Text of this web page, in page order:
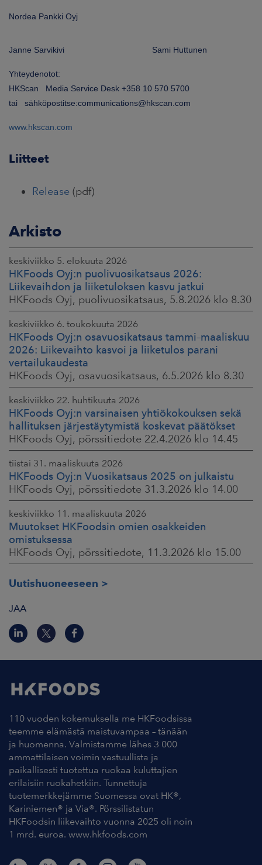
Nordea Pankki Oyj
Janne Sarvikivi Sami Huttunen
Yhteydenotot:
HKScan Media Service Desk +358 10 570 5700
tai sähköpostitse:communications@hkscan.com
www.hkscan.com
Liitteet
Release (pdf)
Arkisto
keskiviikko 5. elokuuta 2026
HKFoods Oyj:n puolivuosikatsaus 2026:
Liikevaihdon ja liiketuloksen kasvu jatkui
HKFoods Oyj, puolivuosikatsaus, 5.8.2026 klo 8.30
keskiviikko 6. toukokuuta 2026
HKFoods Oyj:n osavuosikatsaus tammi–maaliskuu
2026: Liikevaihto kasvoi ja liiketulos parani
vertailukaudesta
HKFoods Oyj, osavuosikatsaus, 6.5.2026 klo 8.30
keskiviikko 22. huhtikuuta 2026
HKFoods Oyj:n varsinaisen yhtiökokouksen sekä
hallituksen järjestäytymistä koskevat päätökset
HKFoods Oyj, pörssitiedote 22.4.2026 klo 14.45
tiistai 31. maaliskuuta 2026
HKFoods Oyj:n Vuosikatsaus 2025 on julkaistu
HKFoods Oyj, pörssitiedote 31.3.2026 klo 14.00
keskiviikko 11. maaliskuuta 2026
Muutokset HKFoodsin omien osakkeiden
omistuksessa
HKFoods Oyj, pörssitiedote, 11.3.2026 klo 15.00
Uutishuoneeseen
JAA
110 vuoden kokemuksella me HKFoodsissa
teemme elämästä maistuvampaa – tänään
ja huomenna. Valmistamme lähes 3 000
ammattilaisen voimin vastuullista ja
paikallisesti tuotettua ruokaa kuluttajien
erilaisiin ruokahetkiin. Tunnettuja
tuotemerkkejämme Suomessa ovat HK®,
Kariniemen® ja Via®. Pörssilistatun
HKFoodsin liikevaihto vuonna 2025 oli noin
1 mrd. euroa. www.hkfoods.com